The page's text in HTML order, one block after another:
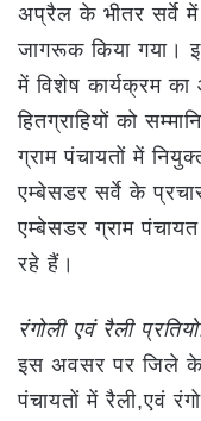
अप्रैल के भीतर सर्वे
जागरूक किया गया।
में विशेष कार्यक्रम
हितग्राहियों को
ग्राम पंचायतों में
एम्बेसडर सर्वे के
एम्बेसडर ग्राम
रहे हैं।
रंगोली एवं रैली
इस अवसर पर जिले के
पंचायतों में रैली,एवं